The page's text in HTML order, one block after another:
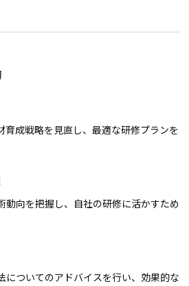
育成戦略を見直し、最適な研修プランを
動向を把握し、自社の研修に活かすため
についてのアドバイスを行い、効果的な